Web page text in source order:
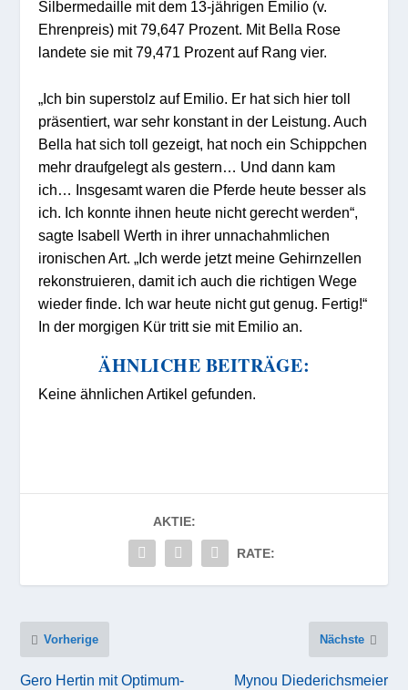
Silbermedaille mit dem 13-jährigen Emilio (v.
Ehrenpreis) mit 79,647 Prozent. Mit Bella Rose
landete sie mit 79,471 Prozent auf Rang vier.
„Ich bin superstolz auf Emilio. Er hat sich hier toll
präsentiert, war sehr konstant in der Leistung. Auch
Bella hat sich toll gezeigt, hat noch ein Schippchen
mehr draufgelegt als gestern… Und dann kam
ich… Insgesamt waren die Pferde heute besser als
ich. Ich konnte ihnen heute nicht gerecht werden“,
sagte Isabell Werth in ihrer unnachahmlichen
ironischen Art. „Ich werde jetzt meine Gehirnzellen
rekonstruieren, damit ich auch die richtigen Wege
wieder finde. Ich war heute nicht gut genug. Fertig!“
In der morgigen Kür tritt sie mit Emilio an.
ÄHNLICHE BEITRÄGE:
Keine ähnlichen Artikel gefunden.
AKTIE:
RATE:
Vorherige
Gero Hertin mit Optimum-
Nächste
Mynou Diederichsmeier